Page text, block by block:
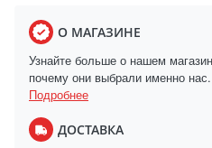
О МАГАЗИНЕ
Узнайте больше о нашем
почему они выбрали именно
Подробнее
ДОСТАВКА